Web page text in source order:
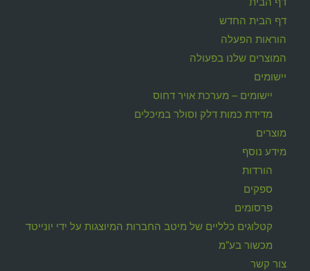
דף הבית החדש
הוראות הפעלה
המוצרים שלנו בפעולה
יישומים
יישומים – מערכת אויר דחוס
מדידת כמות דלק וסולר במיכלים
מוצרים
מידע נוסף
הורדות
ספקים
פרסומים
קטלוגים כלליים של מיטב החברות המיוצגות על ידי יונייטד
מכשור בע"מ
צור קשר